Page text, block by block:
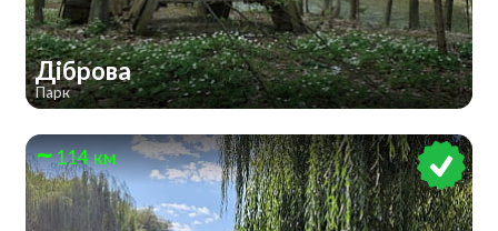
Діброва
Парк
114 км